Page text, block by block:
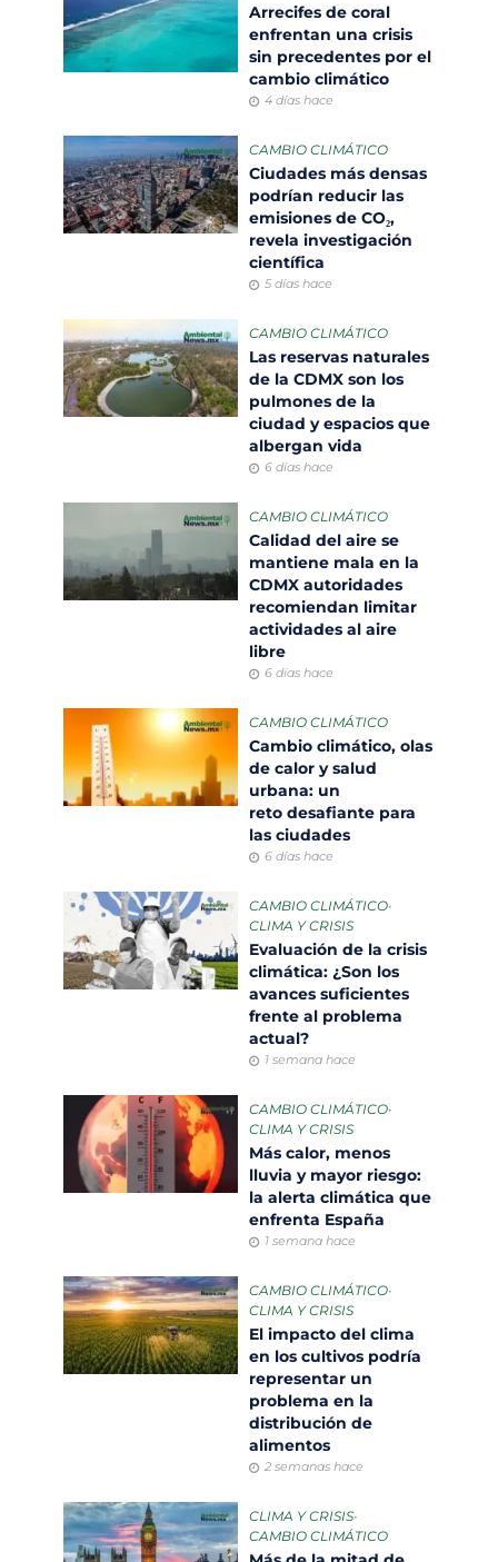
Arrecifes de coral
enfrentan una crisis
sin precedentes por el
cambio climático
4 días hace
CAMBIO CLIMÁTICO
Ciudades más densas
podrían reducir las
emisiones de CO₂,
revela investigación
científica
5 días hace
CAMBIO CLIMÁTICO
Las reservas naturales
de la CDMX son los
pulmones de la
ciudad y espacios que
albergan vida
6 días hace
CAMBIO CLIMÁTICO
Calidad del aire se
mantiene mala en la
CDMX autoridades
recomiendan limitar
actividades al aire
libre
6 días hace
CAMBIO CLIMÁTICO
Cambio climático, olas
de calor y salud
urbana: un
reto desafiante para
las ciudades
6 días hace
CAMBIO CLIMÁTICO•
CLIMA Y CRISIS
Evaluación de la crisis
climática: ¿Son los
avances suficientes
frente al problema
actual?
1 semana hace
CAMBIO CLIMÁTICO•
CLIMA Y CRISIS
Más calor, menos
lluvia y mayor riesgo:
la alerta climática que
enfrenta España
1 semana hace
CAMBIO CLIMÁTICO•
CLIMA Y CRISIS
El impacto del clima
en los cultivos podría
representar un
problema en la
distribución de
alimentos
2 semanas hace
CLIMA Y CRISIS•
CAMBIO CLIMÁTICO